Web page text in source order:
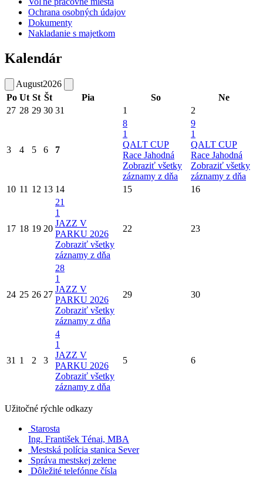
Ochrana osobných údajov
Dokumenty
Nakladanie s majetkom
Kalendár
August2026
Po Ut St Št Pia So
Ne
27 28 29 30 31 1 2
3 4 5 6 7
8
1
QALT CUP
Race Jahodná
Zobraziť všetky
záznamy z dňa
9
1
QALT CUP
Race Jahodná
Zobraziť všetky
záznamy z dňa
10 11 12 13 14 15 16
17 18 19 20
21
1
JAZZ V
PARKU 2026
Zobraziť všetky
záznamy z dňa
22 23
24 25 26 27
28
1
JAZZ V
PARKU 2026
Zobraziť všetky
záznamy z dňa
29 30
31 1 2 3
4
1
JAZZ V
PARKU 2026
Zobraziť všetky
záznamy z dňa
5 6
Užitočné rýchle odkazy
Starosta
Ing. František Ténai, MBA
Mestská polícia stanica Sever
Správa mestskej zelene
Dôležité telefónne čísla